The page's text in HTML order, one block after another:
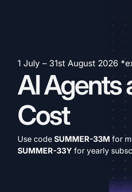
1 July – 31st August 2026
AI Agents
Cost
Use code SUMMER-33M for
SUMMER-33Y for yearly